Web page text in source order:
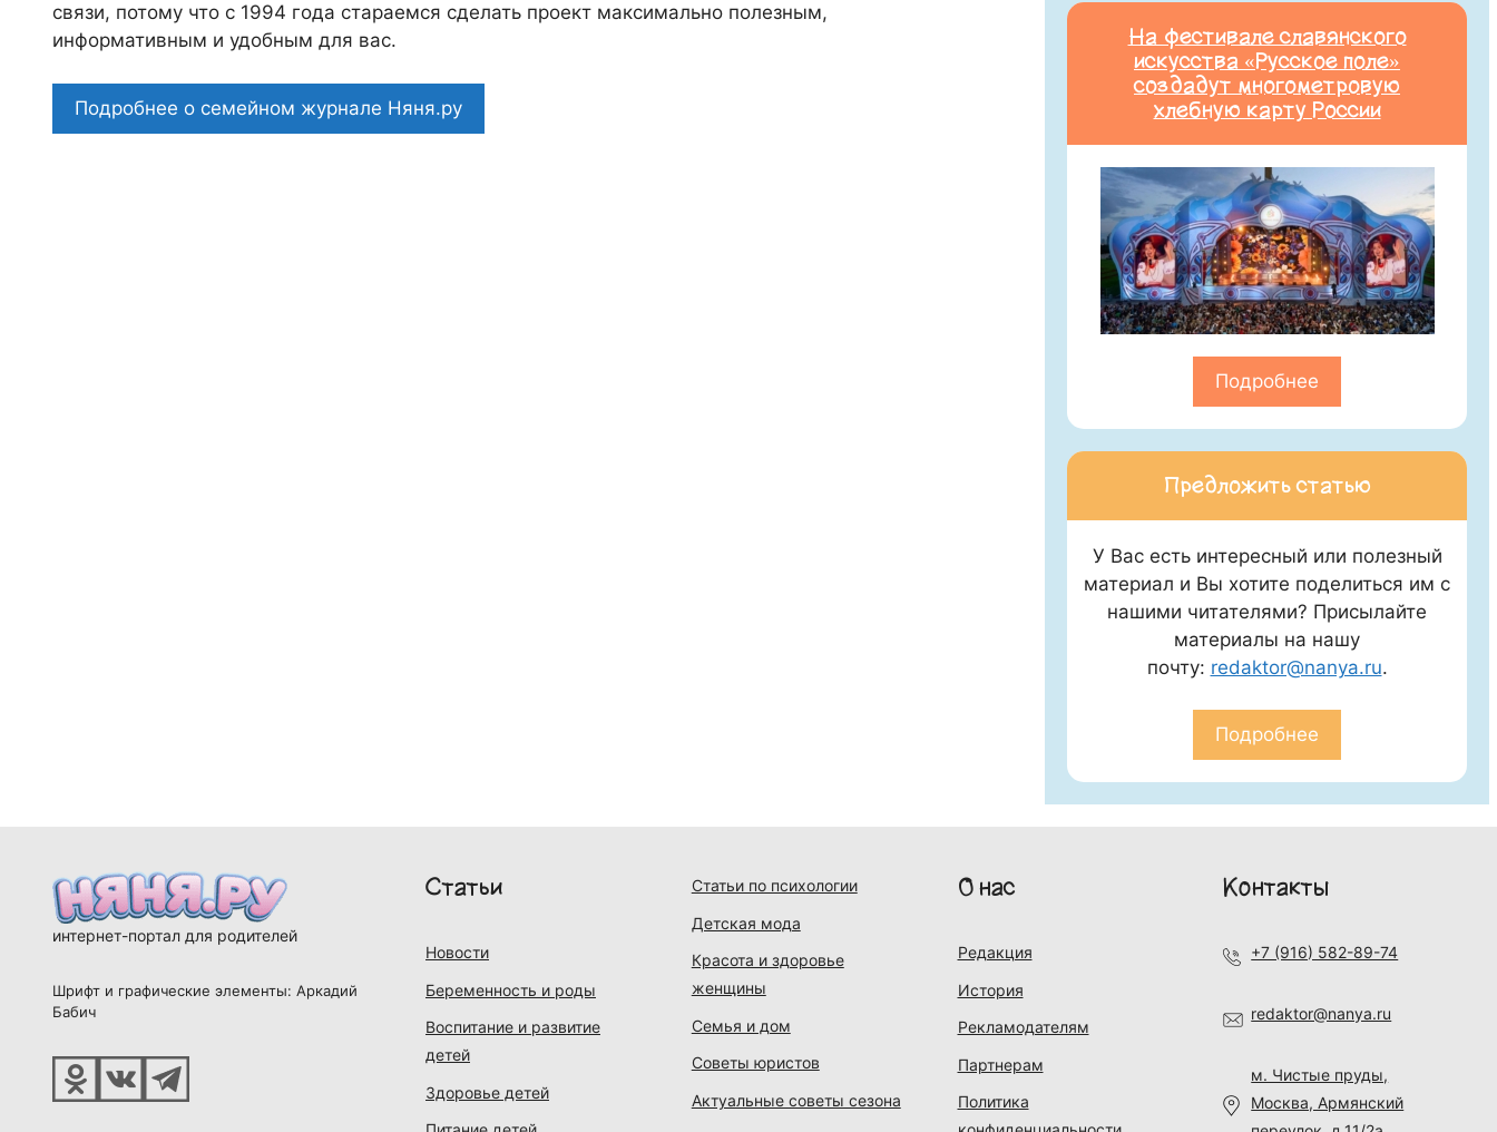
связи, потому что c 1994 года стараемся сделать проект максимально полезным,
информативным и удобным для вас.
Подробнее о семейном журнале Няня.ру
На фестивале славянского
искусства «Русское поле»
создадут многометровую
хлебную карту России
Подробнее
Предложить статью
У Вас есть интересный или полезный
материал и Вы хотите поделиться им с
нашими читателями? Присылайте
материалы на нашу
почту: redaktor@nanya.ru.
Подробнее
интернет-портал для родителей
Шрифт и графические элементы: Аркадий
Бабич
Статьи
Новости
Беременность и роды
Воспитание и развитие
детей
Здоровье детей
Статьи по психологии
Детская мода
Красота и здоровье
женщины
Семья и дом
Советы юристов
Актуальные советы сезона
О нас
Редакция
История
Рекламодателям
Партнерам
Политика
Контакты
+7 (916) 582-89-74
redaktor@nanya.ru
м. Чистые пруды,
Москва, Армянский